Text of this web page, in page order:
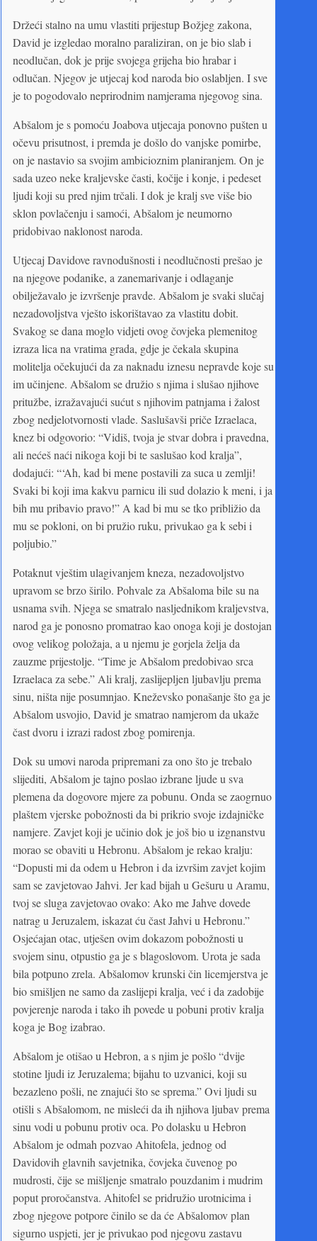
Držeći stalno na umu vlastiti prijestup Božjeg zakona,
David je izgledao moralno paraliziran, on je bio slab i
neodlučan, dok je prije svojega grijeha bio hrabar i
odlučan. Njegov je utjecaj kod naroda bio oslabljen. I sve
je to pogodovalo neprirodnim namjerama njegovog sina.
Abšalom je s pomoću Joabova utjecaja ponovno pušten u
očevu prisutnost, i premda je došlo do vanjske pomirbe,
on je nastavio sa svojim ambicioznim planiranjem. On je
sada uzeo neke kraljevske časti, kočije i konje, i pedeset
ljudi koji su pred njim trčali. I dok je kralj sve više bio
sklon povlačenju i samoći, Abšalom je neumorno
pridobivao naklonost naroda.
Utjecaj Davidove ravnodušnosti i neodlučnosti prešao je
na njegove podanike, a zanemarivanje i odlaganje
obilježavalo je izvršenje pravde. Abšalom je svaki slučaj
nezadovoljstva vješto iskorištavao za vlastitu dobit.
Svakog se dana moglo vidjeti ovog čovjeka plemenitog
izraza lica na vratima grada, gdje je čekala skupina
molitelja očekujući da za naknadu iznesu nepravde koje su
im učinjene. Abšalom se družio s njima i slušao njihove
pritužbe, izražavajući sućut s njihovim patnjama i žalost
zbog nedjelotvornosti vlade. Saslušavši priče Izraelaca,
knez bi odgovorio: “Vidiš, tvoja je stvar dobra i pravedna,
ali nećeš naći nikoga koji bi te saslušao kod kralja”,
dodajući: “‘Ah, kad bi mene postavili za suca u zemlji!
Svaki bi koji ima kakvu parnicu ili sud dolazio k meni, i ja
bih mu pribavio pravo!” A kad bi mu se tko približio da
mu se pokloni, on bi pružio ruku, privukao ga k sebi i
poljubio.”
Potaknut vještim ulagivanjem kneza, nezadovoljstvo
upravom se brzo širilo. Pohvale za Abšaloma bile su na
usnama svih. Njega se smatralo nasljednikom kraljevstva,
narod ga je ponosno promatrao kao onoga koji je dostojan
ovog velikog položaja, a u njemu je gorjela želja da
zauzme prijestolje. “Time je Abšalom predobivao srca
Izraelaca za sebe.” Ali kralj, zaslijepljen ljubavlju prema
sinu, ništa nije posumnjao. Kneževsko ponašanje što ga je
Abšalom usvojio, David je smatrao namjerom da ukaže
čast dvoru i izrazi radost zbog pomirenja.
Dok su umovi naroda pripremani za ono što je trebalo
slijediti, Abšalom je tajno poslao izbrane ljude u sva
plemena da dogovore mjere za pobunu. Onda se zaogrnuo
plaštem vjerske pobožnosti da bi prikrio svoje izdajničke
namjere. Zavjet koji je učinio dok je još bio u izgnanstvu
morao se obaviti u Hebronu. Abšalom je rekao kralju:
“Dopusti mi da odem u Hebron i da izvršim zavjet kojim
sam se zavjetovao Jahvi. Jer kad bijah u Gešuru u Aramu,
tvoj se sluga zavjetovao ovako: Ako me Jahve dovede
natrag u Jeruzalem, iskazat ću čast Jahvi u Hebronu.”
Osjećajan otac, utješen ovim dokazom pobožnosti u
svojem sinu, otpustio ga je s blagoslovom. Urota je sada
bila potpuno zrela. Abšalomov krunski čin licemjerstva je
bio smišljen ne samo da zaslijepi kralja, već i da zadobije
povjerenje naroda i tako ih povede u pobuni protiv kralja
koga je Bog izabrao.
Abšalom je otišao u Hebron, a s njim je pošlo “dvije
stotine ljudi iz Jeruzalema; bijahu to uzvanici, koji su
bezazleno pošli, ne znajući što se sprema.” Ovi ljudi su
otišli s Abšalomom, ne misleći da ih njihova ljubav prema
sinu vodi u pobunu protiv oca. Po dolasku u Hebron
Abšalom je odmah pozvao Ahitofela, jednog od
Davidovih glavnih savjetnika, čovjeka čuvenog po
mudrosti, čije se mišljenje smatralo pouzdanim i mudrim
poput proročanstva. Ahitofel se pridružio urotnicima i
zbog njegove potpore činilo se da će Abšalomov plan
sigurno uspjeti, jer je privukao pod njegovu zastavu